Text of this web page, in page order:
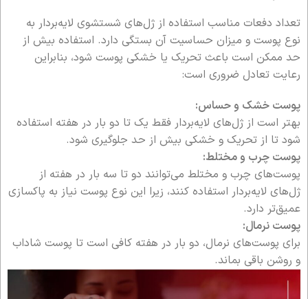
تعداد دفعات مناسب استفاده از ژل‌های شستشوی لایه‌بردار به
نوع پوست و میزان حساسیت آن بستگی دارد. استفاده بیش از
حد ممکن است باعث تحریک یا خشکی پوست شود، بنابراین
رعایت تعادل ضروری است:
پوست خشک و حساس:
بهتر است از ژل‌های لایه‌بردار فقط یک تا دو بار در هفته استفاده
شود تا از تحریک و خشکی بیش از حد جلوگیری شود.
پوست چرب و مختلط:
پوست‌های چرب و مختلط می‌توانند دو تا سه بار در هفته از
ژل‌های لایه‌بردار استفاده کنند، زیرا این نوع پوست نیاز به پاکسازی
عمیق‌تر دارد.
پوست نرمال:
برای پوست‌های نرمال، دو بار در هفته کافی است تا پوست شاداب
و روشن باقی بماند.